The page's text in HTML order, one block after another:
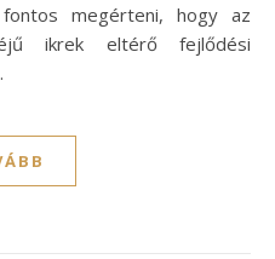
megérteni, hogy az
ikrek eltérő fejlődési